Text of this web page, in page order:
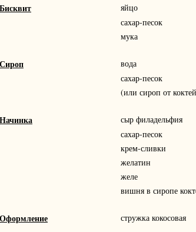
Бисквит яйцо
сахар-песок
мука
Сироп вода
сахар-песок
(или сироп от
Начинка сыр филадельфия
сахар-песок
крем-сливки
желатин
желе
вишня в сиропе
Оформление стружка кокосовая